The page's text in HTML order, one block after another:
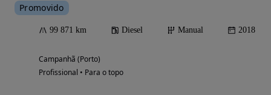
Promovido
99 871 km Diesel Manual 2018
Campanhã (Porto)
Profissional • Para o topo